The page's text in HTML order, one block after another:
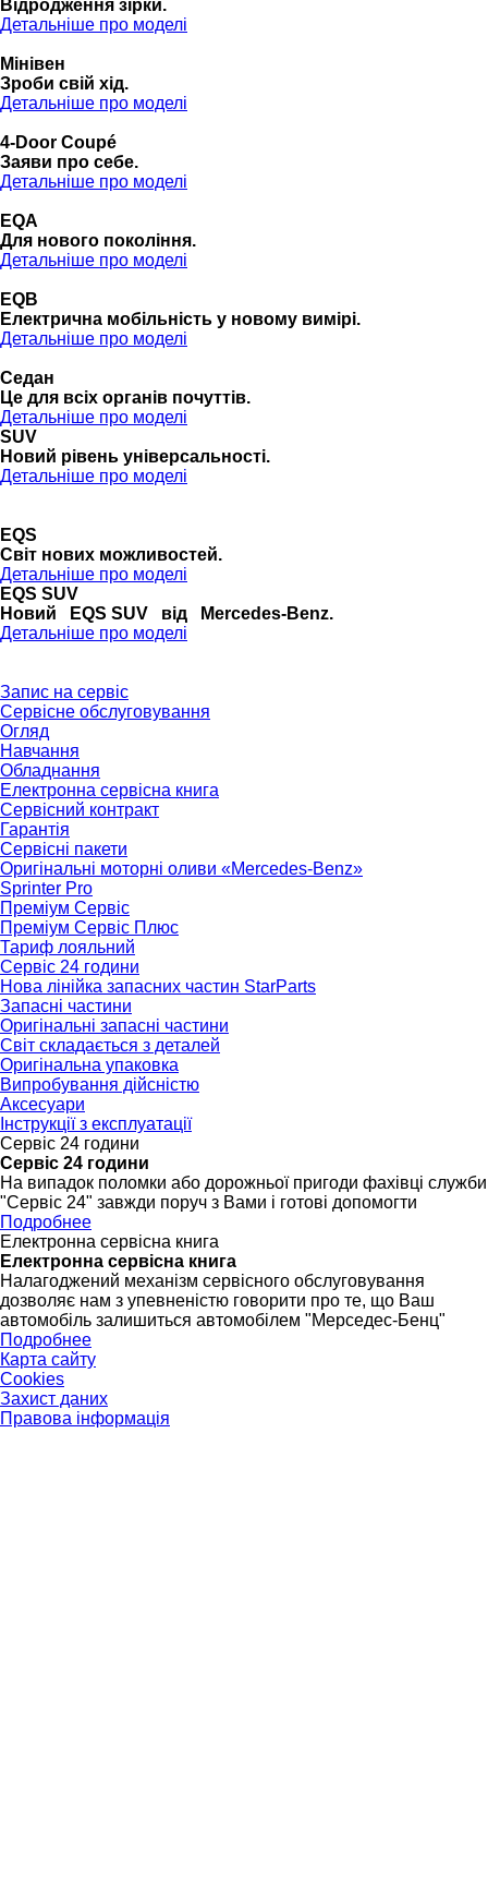
Відродження зірки.
Детальніше про моделі
Мінівен
Зроби свій хід.
Детальніше про моделі
4-Door Coupé
Заяви про себе.
Детальніше про моделі
EQA
Для нового покоління.
Детальніше про моделі
EQB
Електрична мобільність у новому вимірі.
Детальніше про моделі
Седан
Це для всіх органів почуттів.
Детальніше про моделі
SUV
Новий рівень універсальності.
Детальніше про моделі
EQS
Cвіт нових можливостей.
Детальніше про моделі
EQS SUV
Новий EQS SUV від Mercedes-Benz.
Детальніше про моделі
Запис на сервіс
Сервісне обслуговування
Огляд
Навчання
Обладнання
Електронна сервісна книга
Сервісний контракт
Гарантія
Сервісні пакети
Оригінальні моторні оливи «Mercedes-Benz»
Sprinter Pro
Преміум Сервіс
Преміум Сервіс Плюс
Тариф лояльний
Сервіс 24 години
Нова лінійка запасних частин StarParts
Запасні частини
Оригінальні запасні частини
Світ складається з деталей
Оригінальна упаковка
Випробування дійсністю
Аксесуари
Інструкції з експлуатації
Сервіс 24 години
Сервіс 24 години
На випадок поломки або дорожньої пригоди фахівці служби
"Сервіс 24" завжди поруч з Вами і готові допомогти
Подробнее
Електронна сервісна книга
Електронна сервісна книга
Налагоджений механізм сервісного обслуговування
дозволяє нам з упевненістю говорити про те, що Ваш
автомобіль залишиться автомобілем "Мерседес-Бенц"
Подробнее
Карта сайту
Cookies
Захист даних
Правова інформація